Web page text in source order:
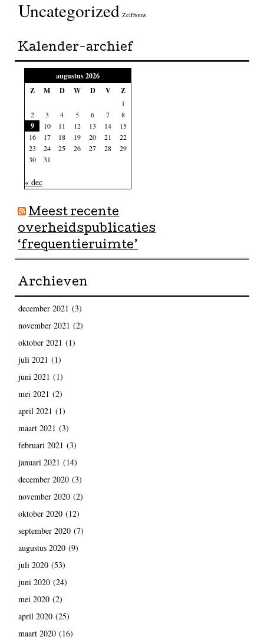
Uncategorized Zelfbouw
Kalender-archief
augustus 2026
Z
M D W D V Z
1
2
3 4 5 6 7 8
9 10 11 12 13 14
15
16
17 18 19 20 21
22
23
24 25 26 27 28
29
30
31
« dec
Meest recente
overheidspublicaties
‘frequentieruimte’
Archieven
december 2021 (3)
november 2021 (2)
oktober 2021 (1)
juli 2021 (1)
juni 2021 (1)
mei 2021 (2)
april 2021 (1)
maart 2021 (3)
februari 2021 (3)
januari 2021 (14)
december 2020(3)
november 2020(2)
oktober 2020(12)
september 2020(7)
augustus 2020(9)
juli 2020(53)
juni 2020(24)
mei 2020(2)
april 2020(25)
maart 2020(16)